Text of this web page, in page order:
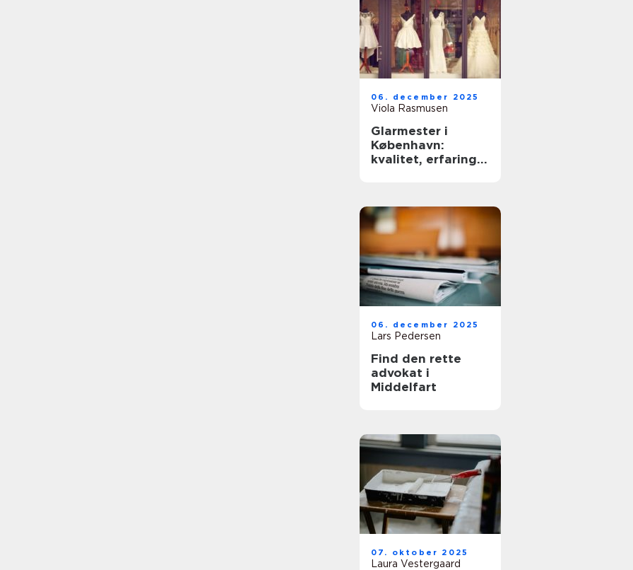
06. december 2025
Viola Rasmusen
Glarmester i
København:
kvalitet, erfaring
06. december 2025
Lars Pedersen
Find den rette
advokat i
Middelfart
07. oktober 2025
Laura Vestergaard